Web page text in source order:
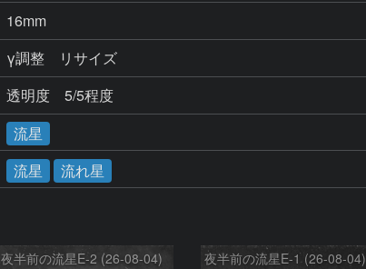
16mm
γ調整　リサイズ
透明度　5/5程度
流星
流星 流れ星
夜半前の流星E-2 (26-08-04) 夜半前の流星E-1 (26-08-04)